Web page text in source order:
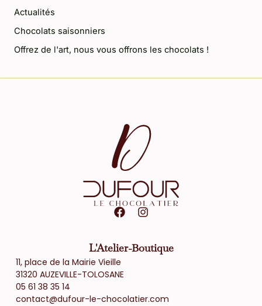
Actualités
Chocolats saisonniers
Offrez de l'art, nous vous offrons les chocolats !
F
a
e
b
o
o
I
t
a
m
L'Atelier-Boutique
11, place de la Mairie Vieille
31320 AUZEVILLE-TOLOSANE
05 61 38 35 14
contact@dufour-le-chocolatier.com